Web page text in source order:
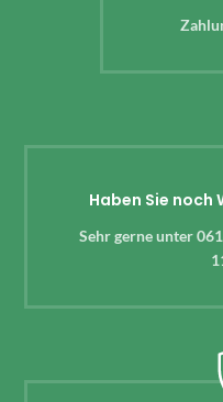
Haben Sie noch
Sehr gerne unter